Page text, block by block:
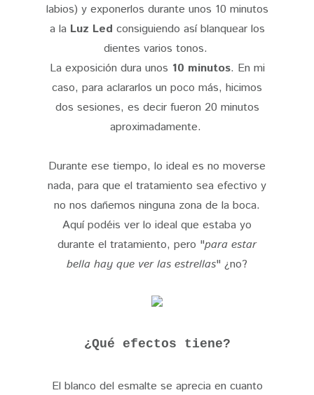
labios) y exponerlos durante unos 10 minutos
a la Luz Led consiguiendo así blanquear los
dientes varios tonos.
La exposición dura unos 10 minutos. En mi
caso, para aclararlos un poco más, hicimos
dos sesiones, es decir fueron 20 minutos
aproximadamente.
Durante ese tiempo, lo ideal es no moverse
nada, para que el tratamiento sea efectivo y
no nos dañemos ninguna zona de la boca.
Aquí podéis ver lo ideal que estaba yo
durante el tratamiento, pero "para estar
bella hay que ver las estrellas" ¿no?
¿Qué efectos tiene?
El blanco del esmalte se aprecia en cuanto